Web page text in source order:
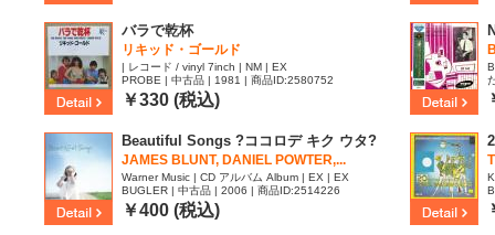
バラで乾杯
リキッド・ゴールド
| レコード / vinyl 7inch | NM | EX
PROBE | 中古品 | 1981 | 商品ID:2580752
￥330 (税込)
Beautiful Songs ?ココロデ キク ウタ?
JAMES BLUNT, DANIEL POWTER,...
Warner Music | CD アルバム Album | EX | EX
BUGLER | 中古品 | 2006 | 商品ID:2514226
￥400 (税込)